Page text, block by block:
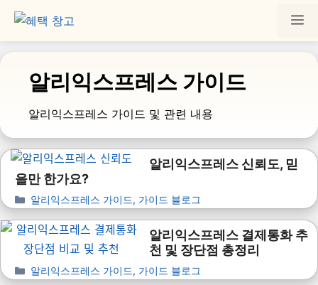
알리익스프레스 가이드
알리익스프레스 가이드 및 관련 내용
알리익스프레스 신뢰도, 믿
을만 한가요?
알리익스프레스 가이드, 가이드 블로그
알리익스프레스 결제통화 추
천 및 장단점 총정리
알리익스프레스 가이드, 가이드 블로그